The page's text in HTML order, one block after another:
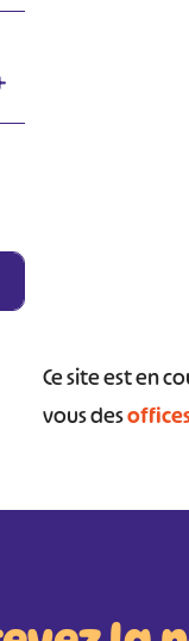
Ce site est en
vous des